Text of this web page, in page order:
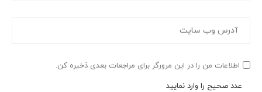
اطلاعات من را در این مرورگر برای مراجعات بعدی ذخیره کن.
عدد صحیح را وارد نمایید